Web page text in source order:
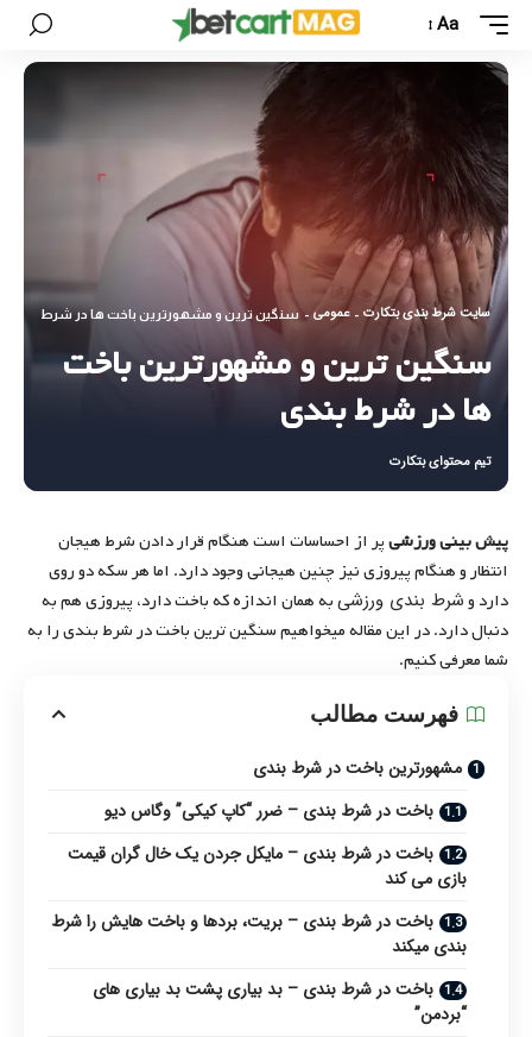
Aa
سایت شرط بندی بتکارت - عمومی - سنگین ترین و مشهورترین باخت ها در شرط بندی
سنگین ترین و مشهورترین باخت
ها در شرط بندی
تیم محتوای بتکارت
پیش بینی ورزشیپر از احساسات است هنگام قرار دادن شرط هیجان
انتظار و هنگام پیروزی نیز چنین هیجانی وجود دارد. اما هر سکه دو روی
دارد وشرط بندی ورزشیبه همان اندازه که باخت دارد، پیروزی هم به
دنبال دارد. در این مقاله میخواهیم سنگین ترین باخت در شرط بندی را به
شما معرفی کنیم.
فهرست مطالب
مشهورترین باخت در شرط بندی
باخت در شرط بندی – ضرر “کاپ کیکی” وگاس دیو
باخت در شرط بندی – مایکل جردن یک خال گران قیمت
بازی می کند
باخت در شرط بندی – بریت، بردها و باخت هایش را شرط
بندی میکند
باخت در شرط بندی – بد بیاری پشت بد بیاری های
“بردمن”